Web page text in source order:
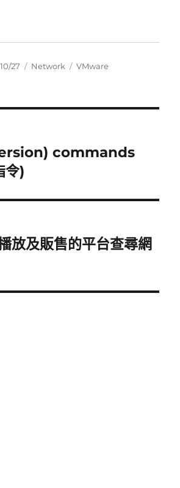
27
分
Network
標
VMware
commands
令)
放及販售的平台查尋網